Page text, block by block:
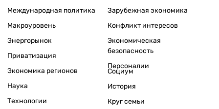
Международная политика
Макроуровень
Энергорынок
Приватизация
Экономика регионов
Зарубежная экономика
Конфликт интересов
Экономическая
безопасность
Персоналии
Наука
Технологии
Социум
История
Круг семьи